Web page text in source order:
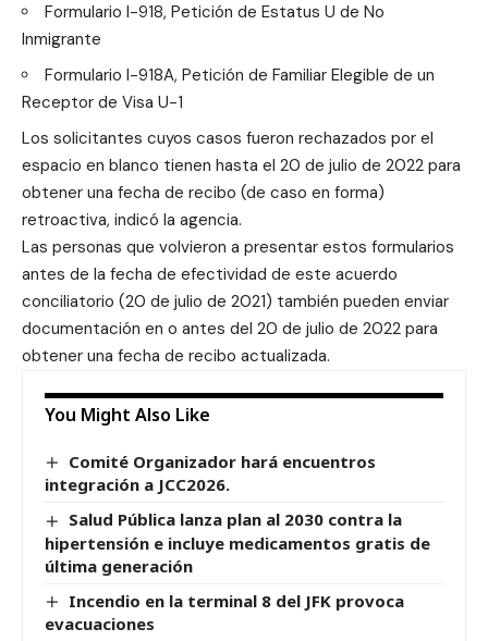
Formulario I-918, Petición de Estatus U de No
Inmigrante
Formulario I-918A, Petición de Familiar Elegible de un
Receptor de Visa U-1
Los solicitantes cuyos casos fueron rechazados por el
espacio en blanco tienen hasta el 20 de julio de 2022 para
obtener una fecha de recibo (de caso en forma)
retroactiva, indicó la agencia.
Las personas que volvieron a presentar estos formularios
antes de la fecha de efectividad de este acuerdo
conciliatorio (20 de julio de 2021) también pueden enviar
documentación en o antes del 20 de julio de 2022 para
obtener una fecha de recibo actualizada.
You Might Also Like
Comité Organizador hará encuentros
integración a JCC2026.
Salud Pública lanza plan al 2030 contra la
hipertensión e incluye medicamentos gratis de
última generación
Incendio en la terminal 8 del JFK provoca
evacuaciones